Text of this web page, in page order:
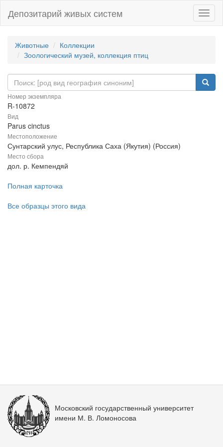
Депозитарий живых систем
Животные
Коллекции
Зоологический музей, коллекция птиц
Номер экземпляра
R-10872
Вид
Parus cinctus
Местоположение
Сунтарский улус, Республика Саха (Якутия) (Россия)
Место сбора
дол. р. Кемпендяй
Полная карточка
Все образцы этого вида
Московский государственный университет
имени М. В. Ломоносова